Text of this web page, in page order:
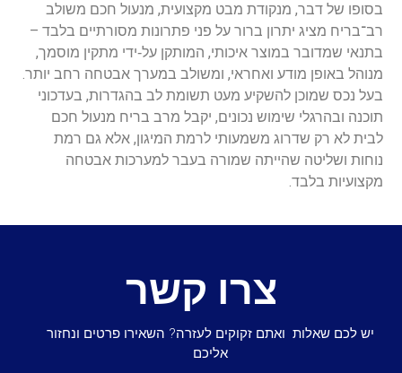
של דבר, מנקודת מבט מקצועית, מנעול חכם משולב
מציג יתרון ברור על פני פתרונות מסורתיים בלבד –
שמדובר במוצר איכותי, המותקן על‑ידי מתקין מוסמך,
באופן מודע ואחראי, ומשולב במערך אבטחה רחב יותר.
נכס שמוכן להשקיע מעט תשומת לב בהגדרות, בעדכוני
ובהרגלי שימוש נכונים, יקבל מרב בריח מנעול חכם
לא רק שדרוג משמעותי לרמת המיגון, אלא גם רמת
ושליטה שהייתה שמורה בעבר למערכות אבטחה
בלבד.
צרו קשר
יש לכם שאלות ואתם זקוקים לעזרה? השאירו פרטים ונחזור
אליכם